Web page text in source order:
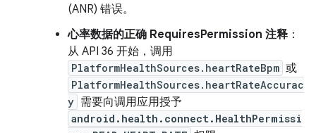
(ANR) 错误。
心率数据的正确 RequiresPermission 注释 ：
从 API 36 开始，调用
PlatformHealthSources.heartRateBpm 或
PlatformHealthSources.heartRateAccurac
y 需要向调用应用授予
android.health.connect.HealthPermissi